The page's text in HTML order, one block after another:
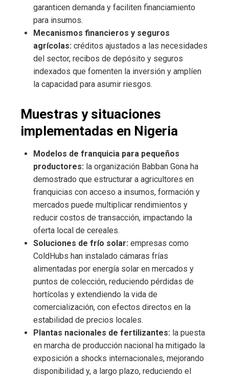
garanticen demanda y faciliten financiamiento
para insumos.
Mecanismos financieros y seguros
agrícolas: créditos ajustados a las necesidades
del sector, recibos de depósito y seguros
indexados que fomenten la inversión y amplíen
la capacidad para asumir riesgos.
Muestras y situaciones
implementadas en Nigeria
Modelos de franquicia para pequeños
productores: la organización Babban Gona ha
demostrado que estructurar a agricultores en
franquicias con acceso a insumos, formación y
mercados puede multiplicar rendimientos y
reducir costos de transacción, impactando la
oferta local de cereales.
Soluciones de frío solar: empresas como
ColdHubs han instalado cámaras frías
alimentadas por energía solar en mercados y
puntos de colección, reduciendo pérdidas de
hortícolas y extendiendo la vida de
comercialización, con efectos directos en la
estabilidad de precios locales.
Plantas nacionales de fertilizantes: la puesta
en marcha de producción nacional ha mitigado la
exposición a shocks internacionales, mejorando
disponibilidad y, a largo plazo, reduciendo el